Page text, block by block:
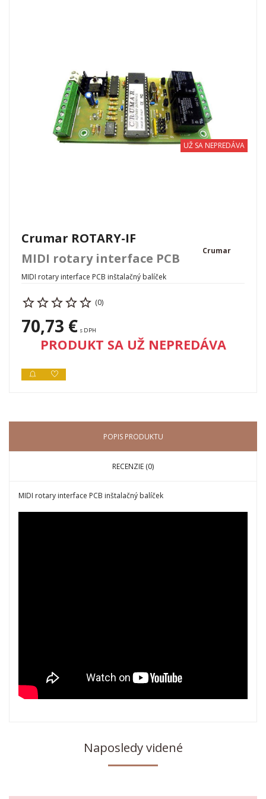
UŽ SA NEPREDÁVA
Crumar ROTARY-IF
MIDI rotary interface PCB
Crumar
MIDI rotary interface PCB inštalačný balíček
(0)
70,73 € s DPH
PRODUKT SA UŽ NEPREDÁVA
POPIS PRODUKTU
RECENZIE (0)
MIDI rotary interface PCB inštalačný balíček
Naposledy videné